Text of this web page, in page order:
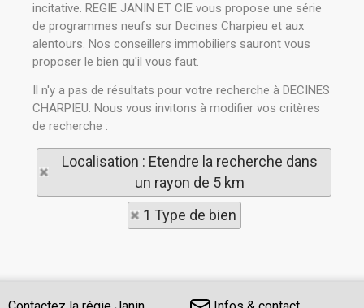
incitative. REGIE JANIN ET CIE vous propose une série
de programmes neufs sur Decines Charpieu et aux
alentours. Nos conseillers immobiliers sauront vous
proposer le bien qu'il vous faut.
Il n'y a pas de résultats pour votre recherche à DECINES
CHARPIEU. Nous vous invitons à modifier vos critères
de recherche :
Localisation : Etendre la recherche dans
un rayon de 5 km
1 Type de bien